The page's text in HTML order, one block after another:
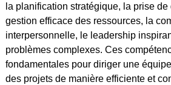
la planification stratégique, la prise
gestion efficace des ressources, la
interpersonnelle, le leadership
problèmes complexes. Ces
fondamentales pour diriger une
des projets de manière efficiente et